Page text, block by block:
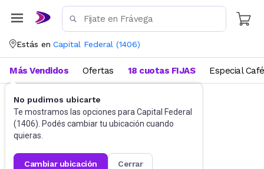
Estás en Capital Federal (1406)
No pudimos ubicarte
Te mostramos las opciones para Capital Federal
(1406). Podés cambiar tu ubicación cuando
quieras.
cambiar ubicación cerrar
Más Vendidos Ofertas 18 cuotas FIJAS Especial Café
Accesorios Anteojos de sol